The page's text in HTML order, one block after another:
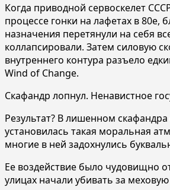
Когда приводной сервоскелет
процессе гонки на лафетах в 80е,
назначения перетянули на себя
коллапсировали. Затем силовую
внутреннего контура разъело
Wind of Change.
Скафандр лопнул. Ненавистное
Результат? В лишенном
установилась такая моральная
многие в ней задохнулись
Ее воздействие было чудовищно
улицах начали убивать за